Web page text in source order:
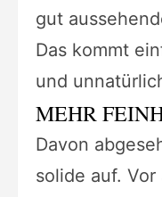
gut
Das kommt
und
MEHR
Davon
solide auf.